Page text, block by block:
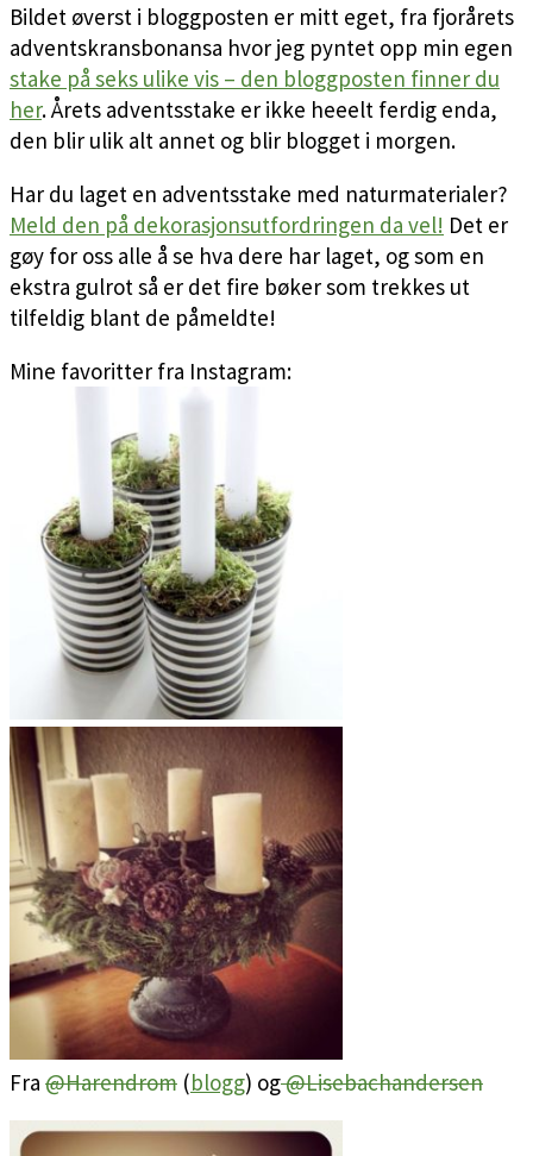
Bildet øverst i bloggposten er mitt eget, fra fjorårets
adventskransbonansa hvor jeg pyntet opp min egen
stake på seks ulike vis – den bloggposten finner du
her. Årets adventsstake er ikke heeelt ferdig enda,
den blir ulik alt annet og blir blogget i morgen.
Har du laget en adventsstake med naturmaterialer?
Meld den på dekorasjonsutfordringen da vel! Det er
gøy for oss alle å se hva dere har laget, og som en
ekstra gulrot så er det fire bøker som trekkes ut
tilfeldig blant de påmeldte!
Mine favoritter fra Instagram:
Fra @Harendrom (blogg) og@Lisebachandersen